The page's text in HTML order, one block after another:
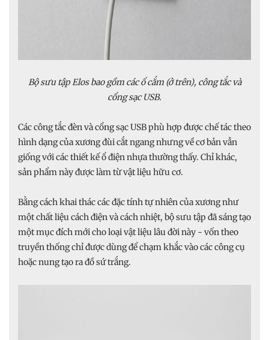
Bộ sưu tập Elos bao gồm các ổ cắm (ở trên), công tắc và
cổng sạc USB.
Các công tắc đèn và cổng sạc USB phù hợp được chế tác theo
hình dạng của xương đùi cắt ngang nhưng về cơ bản vẫn
giống với các thiết kế ổ điện nhựa thường thấy. Chỉ khác,
sản phẩm này được làm từ vật liệu hữu cơ.
Bằng cách khai thác các đặc tính tự nhiên của xương như
một chất liệu cách điện và cách nhiệt, bộ sưu tập đã sáng tạo
một mục đích mới cho loại vật liệu lâu đời này - vốn theo
truyền thống chỉ được dùng để chạm khắc vào các công cụ
hoặc nung tạo ra đồ sứ trắng.